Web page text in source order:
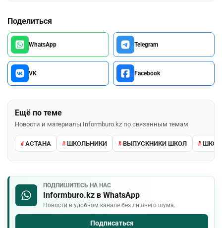
Поделиться
WhatsApp Telegram
VK Facebook
Ещё по теме
Новости и материалы Informburo.kz по связанным темам
АСТАНА ШКОЛЬНИКИ ВЫПУСКНИКИ ШКОЛ
ПОДПИШИТЕСЬ НА НАС
Informburo.kz в WhatsApp
Новости в удобном канале без лишнего шума.
Подписаться